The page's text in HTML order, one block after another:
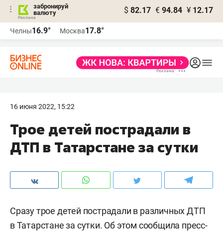
забронируй
валюту
$ 82.17 € 94.84 ¥ 12.17
Челны16.9° Москва17.8°
16 июня 2022, 15:22
Трое детей пострадали в
ДТП в Татарстане за сутки
Сразу трое детей пострадали в различных ДТП
в Татарстане за сутки. Об этом сообщила пресс-